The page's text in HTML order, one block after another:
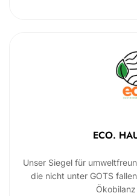
ECO.
Unser Siegel für
die nicht unter GOTS